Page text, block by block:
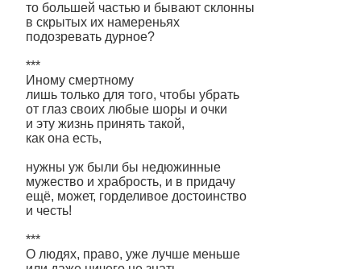
то большей частью и бывают склонны
в скрытых их намереньях
подозревать дурное?
***
Иному смертному
лишь только для того, чтобы убрать
от глаз своих любые шоры и очки
и эту жизнь принять такой,
как она есть,
нужны уж были бы недюжинные
мужество и храбрость, и в придачу
ещё, может, горделивое достоинство
и честь!
***
О людях, право, уже лучше меньше